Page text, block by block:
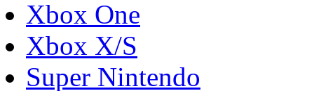
Xbox One
Xbox X/S
Super Nintendo